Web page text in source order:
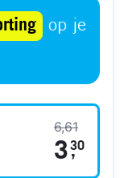
op je
6,61
3,
30